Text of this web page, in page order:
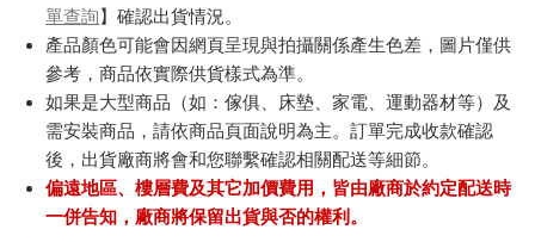
單查詢】確認出貨情況。
產品顏色可能會因網頁呈現與拍攝關係產生色差，圖片僅供
參考，商品依實際供貨樣式為準。
如果是大型商品（如：傢俱、床墊、家電、運動器材等）及
需安裝商品，請依商品頁面說明為主。訂單完成收款確認
後，出貨廠商將會和您聯繫確認相關配送等細節。
偏遠地區、樓層費及其它加價費用，皆由廠商於約定配送時
一併告知，廠商將保留出貨與否的權利。